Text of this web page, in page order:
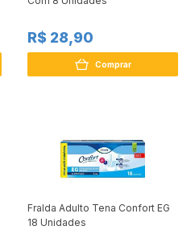
R$ 28,90
Comprar
Fralda Adulto Tena Confort EG
18 Unidades